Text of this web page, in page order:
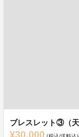
ブレスレット③（
¥30,000